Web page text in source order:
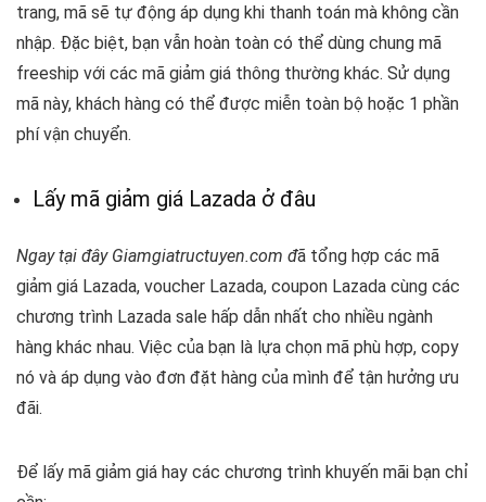
trang, mã sẽ tự động áp dụng khi thanh toán mà không cần
nhập. Đặc biệt, bạn vẫn hoàn toàn có thể dùng chung mã
freeship với các mã giảm giá thông thường khác. Sử dụng
mã này, khách hàng có thể được miễn toàn bộ hoặc 1 phần
phí vận chuyển.
Lấy mã giảm giá Lazada ở đâu
Ngay tại đây Giamgiatructuyen.com đã tổng hợp các mã
giảm giá Lazada, voucher Lazada, coupon Lazada cùng các
chương trình Lazada sale hấp dẫn nhất cho nhiều ngành
hàng khác nhau. Việc của bạn là lựa chọn mã phù hợp, copy
nó và áp dụng vào đơn đặt hàng của mình để tận hưởng ưu
đãi.
Để lấy mã giảm giá hay các chương trình khuyến mãi bạn chỉ